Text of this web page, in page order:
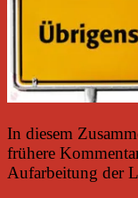
In diesem
frühere
Aufarbeitung der